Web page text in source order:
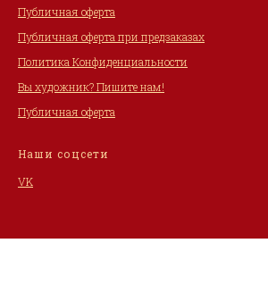
Публичная оферта
Публичная оферта при предзаказах
Политика Конфиденциальности
Вы художник? Пишите нам!
Публичная оферта
Наши соцсети
VK